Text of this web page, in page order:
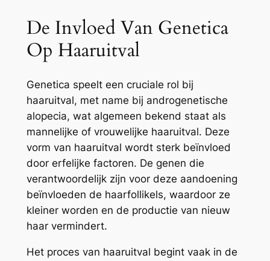
De Invloed Van Genetica
Op Haaruitval
Genetica speelt een cruciale rol bij
haaruitval, met name bij androgenetische
alopecia, wat algemeen bekend staat als
mannelijke of vrouwelijke haaruitval. Deze
vorm van haaruitval wordt sterk beïnvloed
door erfelijke factoren. De genen die
verantwoordelijk zijn voor deze aandoening
beïnvloeden de haarfollikels, waardoor ze
kleiner worden en de productie van nieuw
haar vermindert.
Het proces van haaruitval begint vaak in de